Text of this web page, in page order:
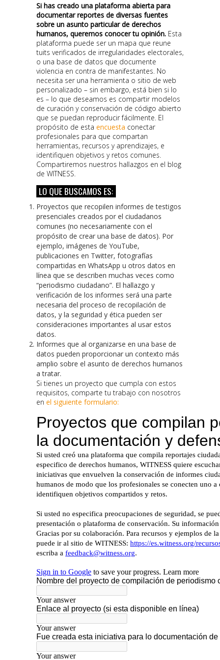
Si has creado una plataforma abierta para
documentar reportes de diversas fuentes
sobre un asunto particular de derechos
humanos, queremos conocer tu opinión. Esta
plataforma puede ser un mapa que reune
tuits verificados de irregularidades electorales,
o una base de datos que documente
violencia en contra de manifestantes. No
necesita ser una herramienta o sitio de web
personalizado – sin embargo, está bien si lo
es – lo que deseamos es compartir modelos
de curación y conservación de código abierto
que se puedan reproducir fácilmente. El
propósito de esta encuesta conectar
profesionales para que compartan
herramientas, recursos y aprendizajes, e
identifiquen objetivos y retos comunes.
Compartiremos nuestros hallazgos en el blog
de WITNESS.
LO QUE BUSCAMOS ES:
Proyectos que recopilen informes de testigos
presenciales creados por el ciudadanos
comunes (no necesariamente con el
propósito de crear una base de datos). Por
ejemplo, imágenes de YouTube,
publicaciones en Twitter, fotografías
compartidas en WhatsApp u otros datos en
línea que se describen muchas veces como
“periodismo ciudadano”. El hallazgo y
verificación de los informes será una parte
necesaria del proceso de recopilación de
datos, y la seguridad y ética pueden ser
consideraciones importantes al usar estos
datos.
Informes que al organizarse en una base de
datos pueden proporcionar un contexto más
amplio sobre el asunto de derechos humanos
a tratar.
Si tienes un proyecto que cumpla con estos
requisitos, comparte tu trabajo con nosotros
en el siguiente formulario: